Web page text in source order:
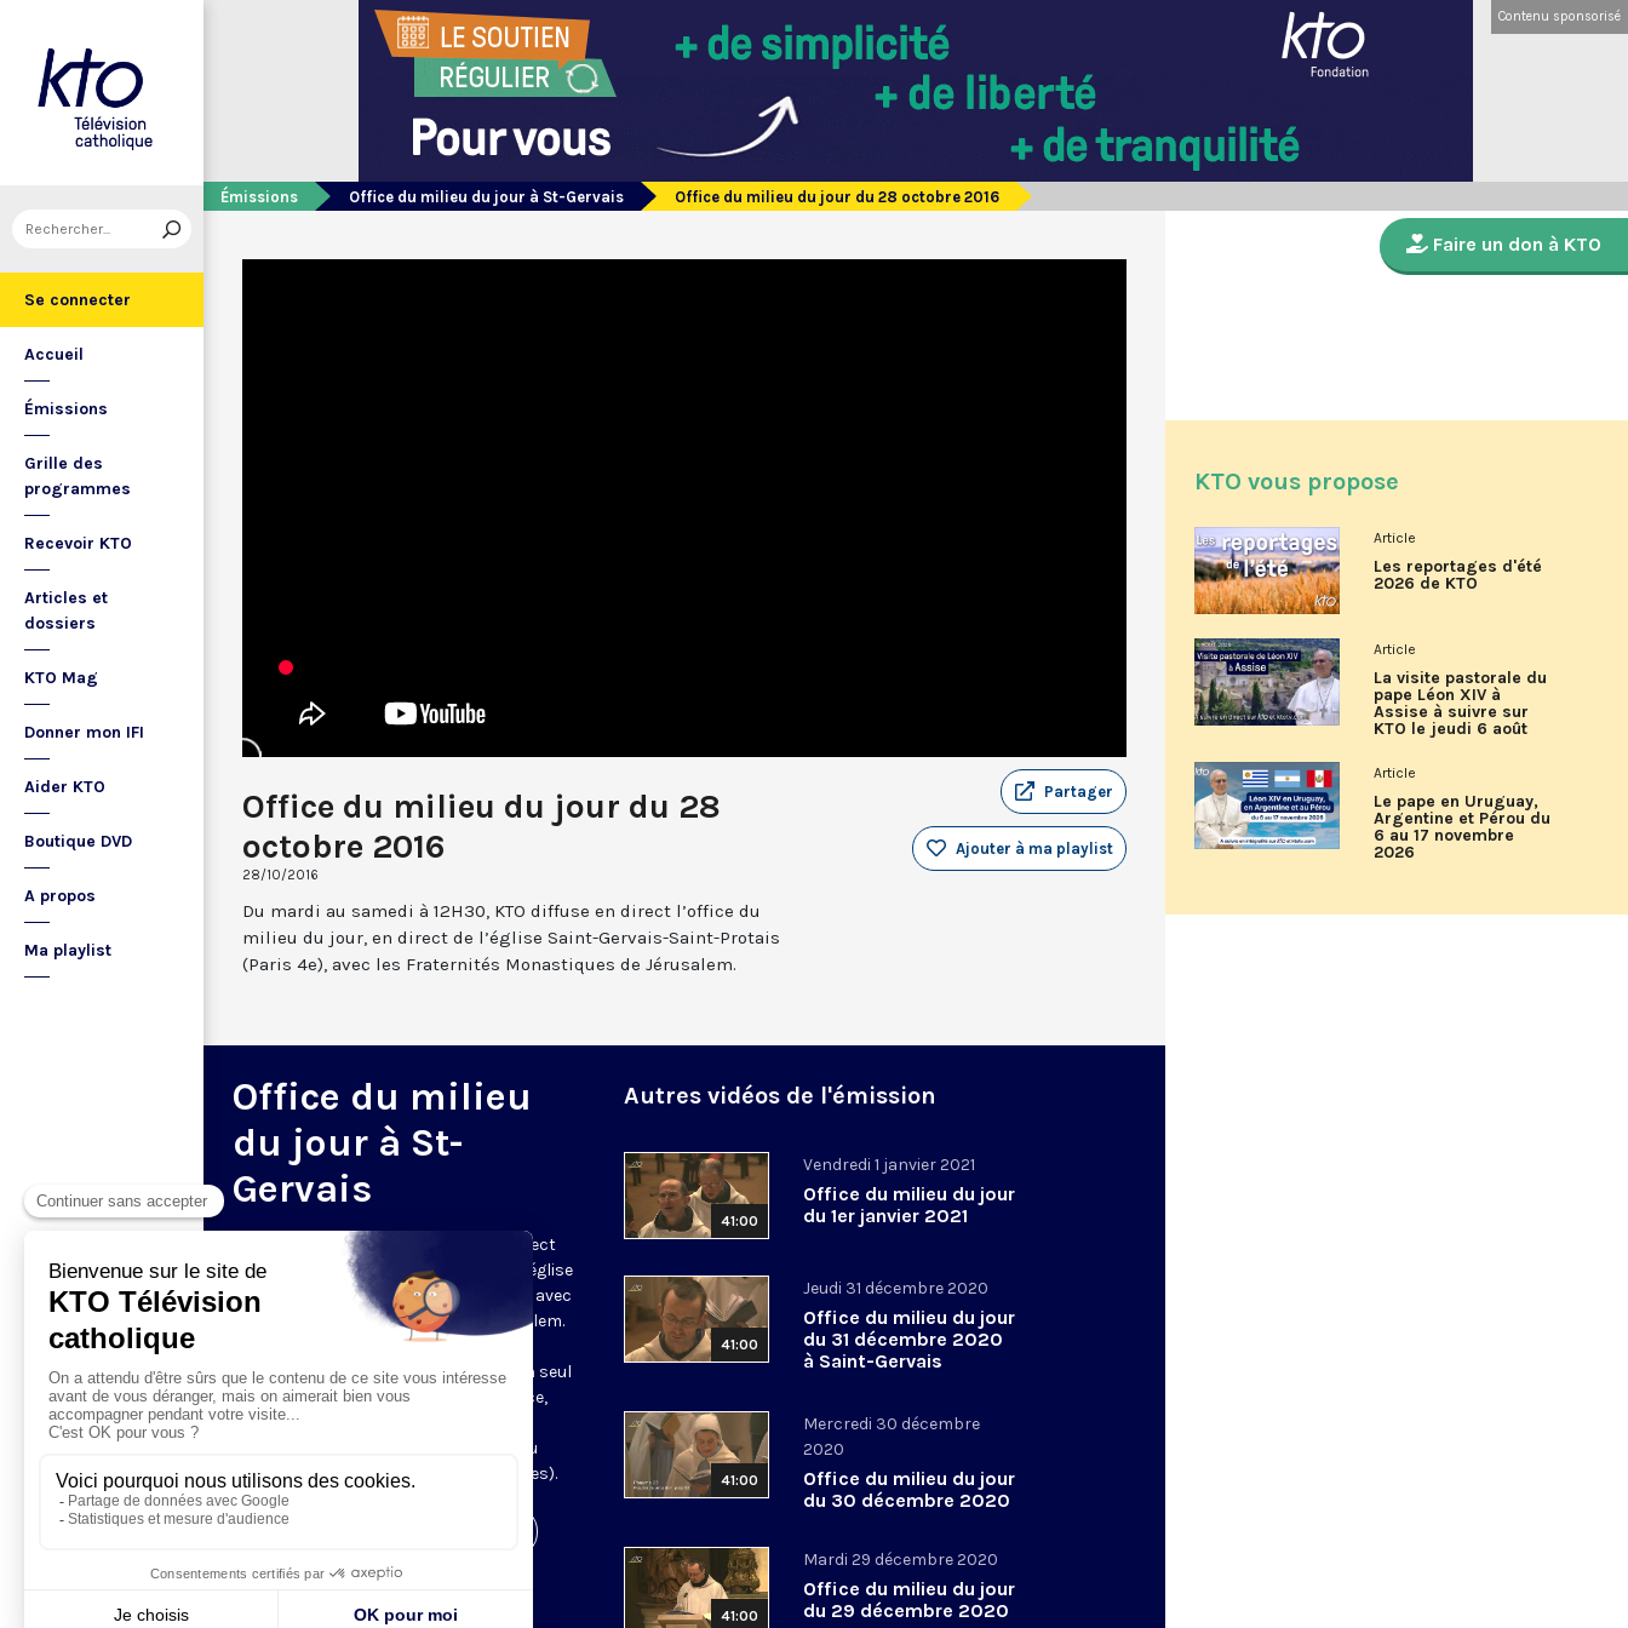
Se connecter
Accueil
Émissions
Grille des
programmes
Recevoir KTO
Articles et
dossiers
KTO Mag
Donner mon IFI
Aider KTO
Boutique DVD
A propos
Ma playlist
Contenu sponsorisé
Émissions Office du milieu du jour à St-Gervais Office du milieu du jour du 28 octobre 2016
Office du milieu du jour du 28
octobre 2016
28/10/2016
Partager
Ajouter à ma playlist
Du mardi au samedi à 12H30, KTO diffuse en direct l’office du
milieu du jour, en direct de l’église Saint-Gervais-Saint-Protais
(Paris 4e), avec les Fraternités Monastiques de Jérusalem.
Office du milieu
du jour à St-
Gervais
Du mardi au samedi, KTO diffuse en direct
l’office du milieu du jour, en direct de l’église
Saint-Gervais-Saint-Protais (Paris 4e), avec
les Fraternités Monastiques de Jérusalem.
L’Office du Milieu du Jour regroupe, en
particulier, «au milieu du jour» et en un seul
office, les heures monastiques de Tierce,
Sexte et None. Il permet à l’Église de
retrouver son Seigneur entre l’office du
matin (Laudes) et l’office du soir (Vêpres).
Autres vidéos de l'émission
41:00
Vendredi 1 janvier 2021
Office du milieu du jour
du 1er janvier 2021
41:00
Jeudi 31 décembre 2020
Office du milieu du jour
du 31 décembre 2020
à Saint-Gervais
41:00
Mercredi 30 décembre
2020
Office du milieu du jour
du 30 décembre 2020
41:00
Mardi 29 décembre 2020
Office du milieu du jour
du 29 décembre 2020
Faire un don à KTO
KTO vous propose
Article
Les reportages d'été
2026 de KTO
Article
La visite pastorale du
pape Léon XIV à
Assise à suivre sur
KTO le jeudi 6 août
Article
Le pape en Uruguay,
Argentine et Pérou du
6 au 17 novembre
2026